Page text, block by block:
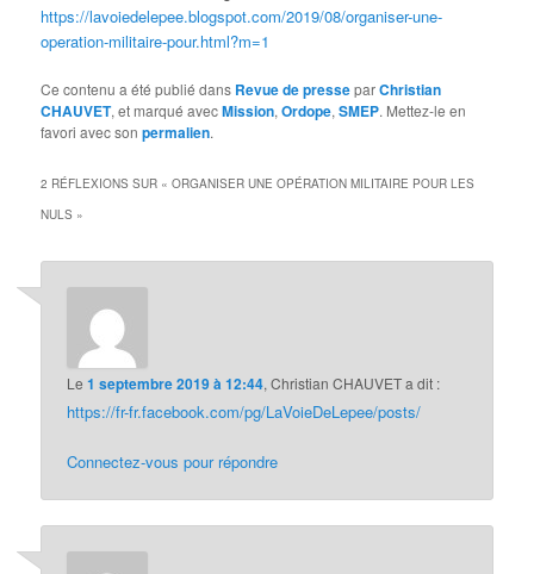
https://lavoiedelepee.blogspot.com/2019/08/organiser-une-
operation-militaire-pour.html?m=1
Ce contenu a été publié dans Revue de presseparChristian
CHAUVET, et marqué avecMission,Ordope,SMEP. Mettez-le en
favori avec sonpermalien.
2 RÉFLEXIONS SUR «ORGANISER UNE OPÉRATION MILITAIRE POUR LES
NULS »
Le1 septembre 2019 à 12:44,Christian CHAUVETa dit :
https://fr-fr.facebook.com/pg/LaVoieDeLepee/posts/
Connectez-vous pour répondre